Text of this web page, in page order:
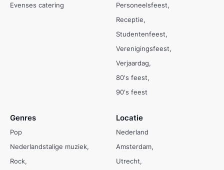
Evenses catering
Personeelsfeest
Receptie
Studentenfeest
Verenigingsfeest
Verjaardag
80's feest
90's feest
Genres
Pop
Nederlandstalige muziek
Rock
Locatie
Nederland
Amsterdam
Utrecht